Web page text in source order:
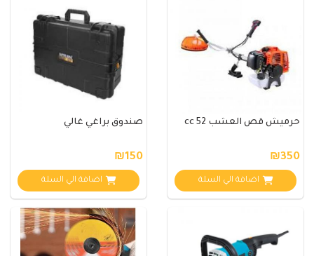
حرميش قص العشب 52 cc
₪350
اضافة الي السلة
صندوق براغي غالي
₪150
اضافة الي السلة